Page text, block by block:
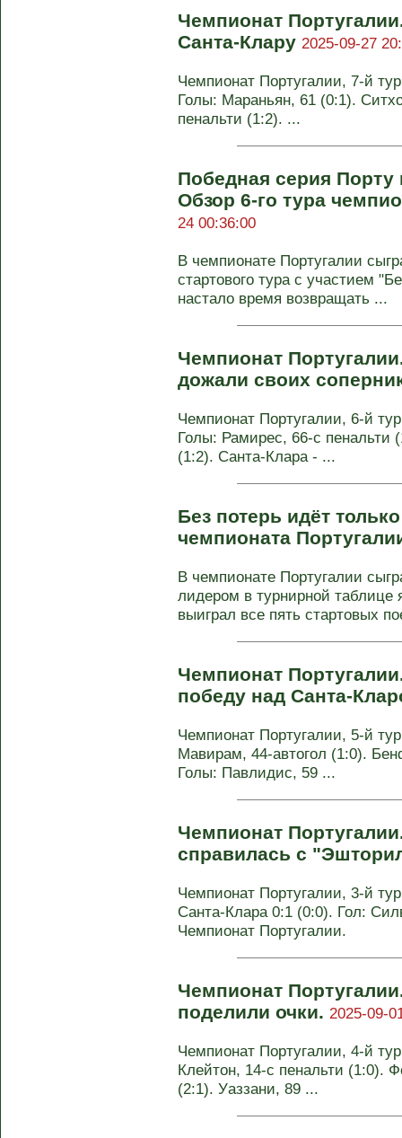
Чемпионат
Санта-Клару 2025-09-27
Чемпионат Португалии, 7-й
Голы: Мараньян, 61 (0:1).
пенальти (1:2). ...
Победная серия
Обзор 6-го тура
24 00:36:00
В чемпионате Португалии
стартового тура с участием
настало время возвращать ...
Чемпионат
дожали своих
Чемпионат Португалии, 6-й
Голы: Рамирес, 66-с пенальти
(1:2). Санта-Клара - ...
Без потерь идёт
чемпионата
В чемпионате Португалии
лидером в турнирной таблице
выиграл все пять стартовых
Чемпионат
победу над Санта-
Чемпионат Португалии, 5-й
Мавирам, 44-автогол (1:0).
Голы: Павлидис, 59 ...
Чемпионат
справилась с
Чемпионат Португалии, 3-й
Санта-Клара 0:1 (0:0). Гол:
Чемпионат Португалии.
Чемпионат
поделили очки. 2025-09-
Чемпионат Португалии, 4-й
Клейтон, 14-с пенальти (1:0).
(2:1). Уаззани, 89 ...